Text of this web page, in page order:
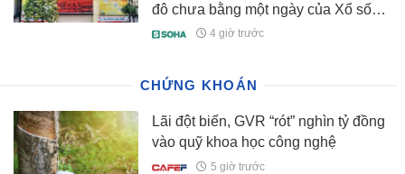
đô chưa bằng một ngày của Xổ số
kiến thiết TP HCM
4 giờ trước
CHỨNG KHOÁN
Lãi đột biến, GVR “rót” nghìn tỷ đồng
vào quỹ khoa học công nghệ
5 giờ trước